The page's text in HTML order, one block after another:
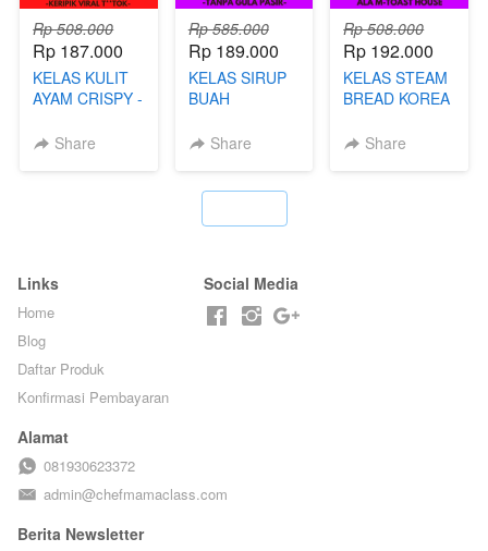
Rp 508.000
Rp 187.000
KELAS KULIT
AYAM CRISPY -
T**TOK - BY
Share
Rp 585.000
Rp 189.000
KELAS SIRUP
BUAH
TANPA GULA
ARISUDANA
Share
Rp 508.000
Rp 192.000
KELAS STEAM
BREAD KOREA
HOUSE - BY
Share
Links
Home
Blog
Daftar Produk
Konfirmasi Pembayaran
Social Media
Alamat
081930623372
admin@chefmamaclass.com
Berita Newsletter